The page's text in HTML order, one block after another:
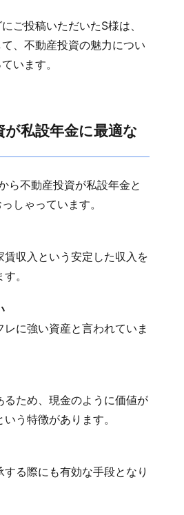
ご投稿いただいたS様は、
、不動産投資の魅力につい
います。
が私設年金に最適な
ら不動産投資が私設年金と
しゃっています。
賃収入という安定した収入を
。
に強い資産と言われていま
るため、現金のように価値が
う特徴があります。
る際にも有効な手段となり